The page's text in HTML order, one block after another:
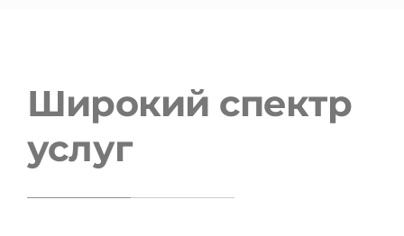
Широкий спектр
услуг